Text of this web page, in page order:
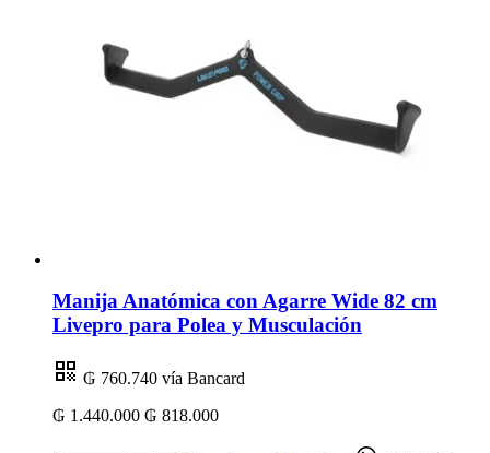
Manija Anatómica con Agarre Wide 82 cm
Livepro para Polea y Musculación
₲ 760.740 vía Bancard
₲ 1.440.000 ₲ 818.000